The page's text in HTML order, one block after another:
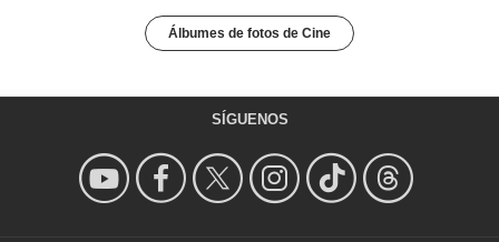
Álbumes de fotos de Cine
SÍGUENOS